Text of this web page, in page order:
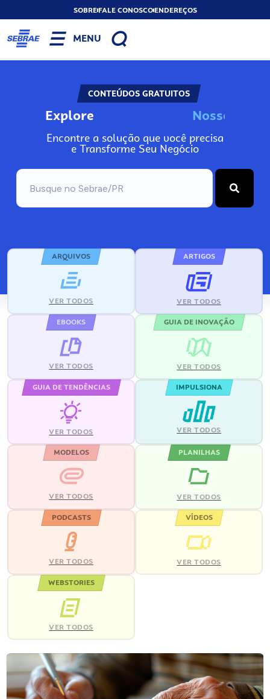
SOBREFALE CONOSCOENDEREÇOS
MENU
CONTEÚDOS GRATUITOS
Explore No
Encontre a solução que você precisa
e Transforme Seu Negócio
ARQUIVOS
VER TODOS
ARTIGOS
VER TODOS
EBOOKS
VER TODOS
GUIA DE INOVAÇÃO
VER TODOS
GUIA DE TENDÊNCIAS
VER TODOS
IMPULSIONA
VER TODOS
MODELOS
VER TODOS
PLANILHAS
VER TODOS
PODCASTS
VER TODOS
VÍDEOS
VER TODOS
WEBSTORIES
VER TODOS